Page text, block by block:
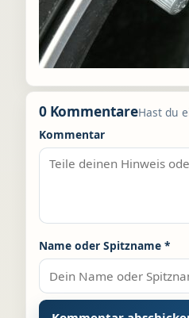
0 KommentareHast du
Kommentar
Name oder Spitzname *